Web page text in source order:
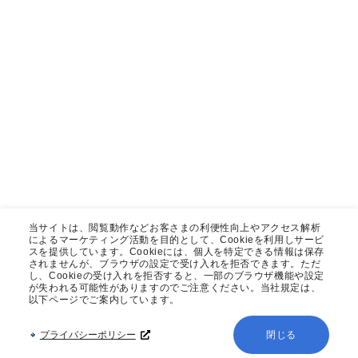
当サイトは、閲覧動作などお客さまの利便性向上やアクセス解析
によるマーケティング活動を目的として、Cookieを利用しサービ
スを提供しています。Cookieには、個人を特定できる情報は保存
されませんが、ブラウザの設定で受け入れを拒否できます。ただ
し、Cookieの受け入れを拒否すると、一部のブラウザ機能や設定
が失われる可能性がありますのでご注意ください。当社規定は、
以下ページでご案内しています。
プライバシーポリシー 閉じる